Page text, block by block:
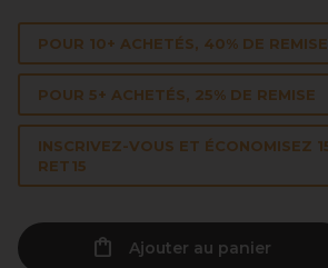
POUR 10+ ACHETÉS, 40% DE REMISE
POUR 5+ ACHETÉS, 25% DE REMISE
INSCRIVEZ-VOUS ET ÉCONOMISEZ
RET15
Ajouter au panier